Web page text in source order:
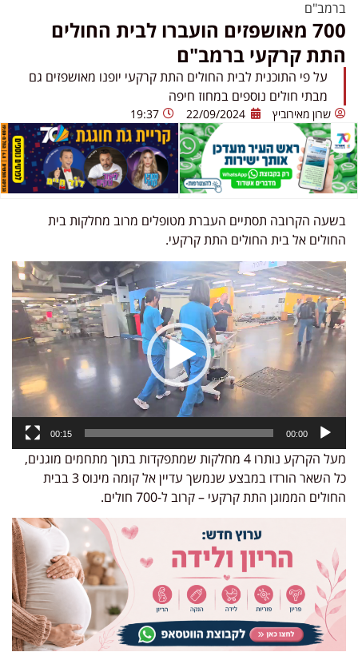
ברמב"ם
700 מאושפזים הועברו לבית החולים
התת קרקעי ברמב"ם
על פי התוכנית לבית החולים התת קרקעי יופנו מאושפזים גם
מבתי חולים נוספים במחוז חיפה
שרון מאירוביץ 22/09/2024
19:37
בשעה הקרובה תסתיים העברת מטופלים מרוב מחלקות בית
החולים אל בית החולים התת קרקעי.
נגן
וידאו
00:00
00:15
מעל הקרקע נותרו 4 מחלקות שמתפקדות בתוך מתחמים מוגנים,
כל השאר הורדו במבצע שנמשך עדיין אל קומה מינוס 3 בבית
החולים הממוגן התת קרקעי – קרוב ל-700 חולים.